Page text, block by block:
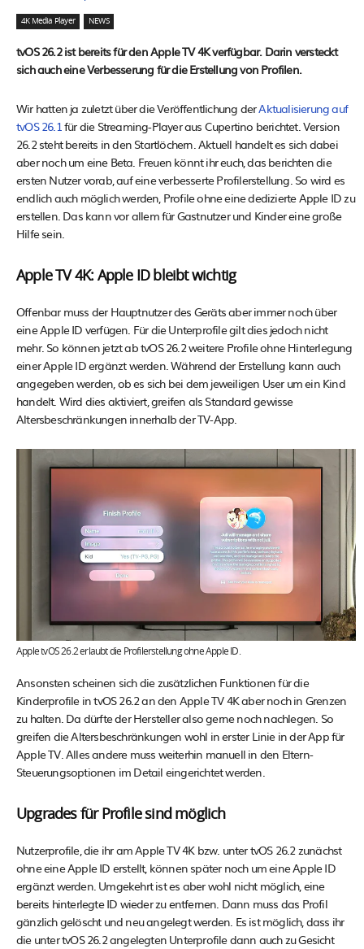
4K Media Player NEWS
tvOS 26.2 ist bereits für den Apple TV 4K verfügbar. Darin versteckt
sich auch eine Verbesserung für die Erstellung von Profilen.
Wir hatten ja zuletzt über die Veröffentlichung derAktualisierung auf
tvOS 26.1für die Streaming-Player aus Cupertino berichtet. Version
26.2 steht bereits in den Startlöchern. Aktuell handelt es sich dabei
aber noch um eine Beta. Freuen könnt ihr euch, das berichten die
ersten Nutzer vorab, auf eine verbesserte Profilerstellung. So wird es
endlich auch möglich werden, Profile ohne eine dedizierte Apple ID zu
erstellen. Das kann vor allem für Gastnutzer und Kinder eine große
Hilfe sein.
Apple TV 4K: Apple ID bleibt wichtig
Offenbar muss der Hauptnutzer des Geräts aber immer noch über
eine Apple ID verfügen. Für die Unterprofile gilt dies jedoch nicht
mehr. So können jetzt ab tvOS 26.2 weitere Profile ohne Hinterlegung
einer Apple ID ergänzt werden. Während der Erstellung kann auch
angegeben werden, ob es sich bei dem jeweiligen User um ein Kind
handelt. Wird dies aktiviert, greifen als Standard gewisse
Altersbeschränkungen innerhalb der TV-App.
Apple tvOS 26.2 erlaubt die Profilerstellung ohne Apple ID.
Ansonsten scheinen sich die zusätzlichen Funktionen für die
Kinderprofile in tvOS 26.2 an den Apple TV 4K aber noch in Grenzen
zu halten. Da dürfte der Hersteller also gerne noch nachlegen. So
greifen die Altersbeschränkungen wohl in erster Linie in der App für
Apple TV. Alles andere muss weiterhin manuell in den Eltern-
Steuerungsoptionen im Detail eingerichtet werden.
Upgrades für Profile sind möglich
Nutzerprofile, die ihr am Apple TV 4K bzw. unter tvOS 26.2 zunächst
ohne eine Apple ID erstellt, können später noch um eine Apple ID
ergänzt werden. Umgekehrt ist es aber wohl nicht möglich, eine
bereits hinterlegte ID wieder zu entfernen. Dann muss das Profil
gänzlich gelöscht und neu angelegt werden. Es ist möglich, dass ihr
die unter tvOS 26.2 angelegten Unterprofile dann auch zu Gesicht